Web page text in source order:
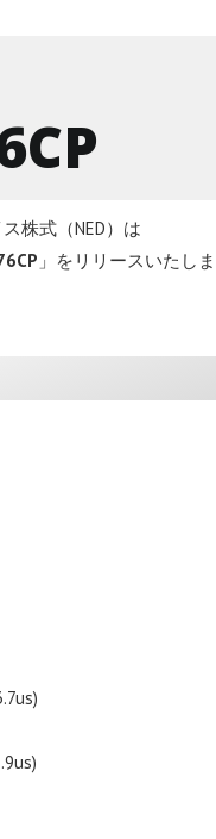
株式（NED）は
」をリリースいたし